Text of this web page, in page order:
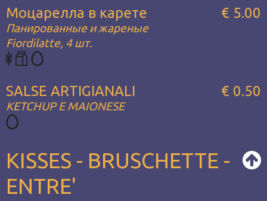
Моцарелла в карете
Панированные и жареные
Fiordilatte, 4 шт.
€ 5.00
SALSE ARTIGIANALI
KETCHUP E MAIONESE
€ 0.50
KISSES - BRUSCHETTE -
ENTRE'